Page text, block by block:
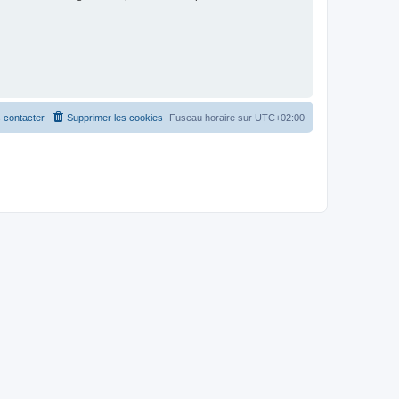
Fuseau horaire sur UTC+02:00
Supprimer les cookies
contacter